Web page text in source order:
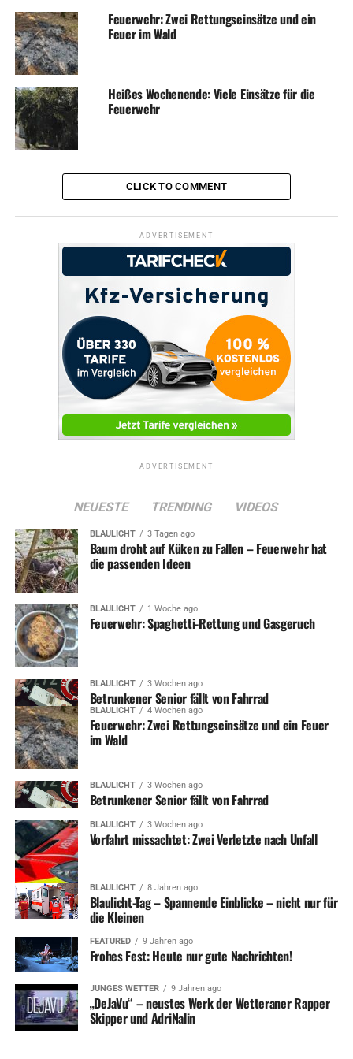
mittlerweile eingetroffenen Hausbesitzer übergeben. Der
Einsatz konnte nach 60 Minuten beendet werden.
Die Löscheinheit Volmarstein wurde dann am Abend um
22:00 Uhr zu einer Person hinter verschlossener
Wohnungstür in der Hegestraße alarmiert. Durch die
Einsatzkräfte musste die Tür gewaltsam geöffnet werden.
Die Person wurde an den Rettungsdienst übergeben und
die ehrenamtlichen Einsatzkräfte beendeten den Einsatz
nach 40 Minuten.
Kraftstoffspur auf der Schmiedestraße alarmiert. Hier
hatte ein Fahrzeug Dieselkraftstoff verloren. Durch die
ehrenamtlichen Einsatzkräfte wurden Warnschilder
aufgestellt und die Einsatzstelle an den Stadtbetrieb
übergeben. Dieser beauftragte eine Spezialfirma mit der
Beseitigung der Kraftstoffspur.
ADVERTISEMENT
Symbolfoto / Archiv
UP NEXT
Feuerwehr: Unfall und weitere Einsätze
DON'T MISS
Zwei Verletzte nach Unfall
Feuerwehr: Zwei Rettungseinsätze und ein
Feuer im Wald
Heißes Wochenende: Viele Einsätze für die
Feuerwehr
CLICK TO COMMENT
ADVERTISEMENT
ADVERTISEMENT
NEUESTE TRENDING VIDEOS
BLAULICHT 3 Tagen ago
Baum droht auf Küken zu Fallen – Feuerwehr hat
die passenden Ideen
BLAULICHT 1 Woche ago
Feuerwehr: Spaghetti-Rettung und Gasgeruch
BLAULICHT 3 Wochen ago
Betrunkener Senior fällt von Fahrrad
BLAULICHT 4 Wochen ago
Feuerwehr: Zwei Rettungseinsätze und ein Feuer
im Wald
BLAULICHT 3 Wochen ago
Betrunkener Senior fällt von Fahrrad
BLAULICHT 3 Wochen ago
Vorfahrt missachtet: Zwei Verletzte nach Unfall
BLAULICHT 8 Jahren ago
Blaulicht-Tag – Spannende Einblicke – nicht nur für
die Kleinen
FEATURED 9 Jahren ago
Frohes Fest: Heute nur gute Nachrichten!
JUNGES WETTER 9 Jahren ago
„DeJaVu“ – neustes Werk der Wetteraner Rapper
Skipper und AdriNalin